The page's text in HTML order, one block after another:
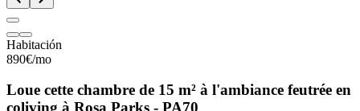
Habitación
890€/mo
Loue cette chambre de 15 m² à l'ambiance feutrée en
coliving à Rosa Parks - PA70